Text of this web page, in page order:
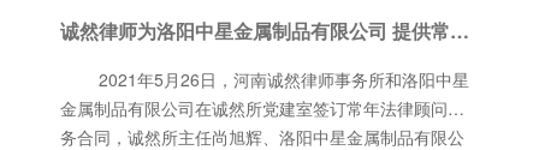
诚然律师为洛阳中星金属制品有限公司 提供常年法律顾问服务
金属制品有限公司在诚然所党建室签订常年法律顾问服
务合同，诚然所主任尚旭辉、洛阳中星金属制品有限公